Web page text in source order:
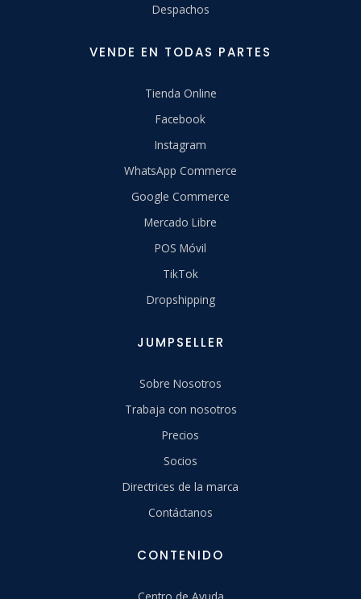
Despachos
VENDE EN TODAS PARTES
Tienda Online
Facebook
Instagram
WhatsApp Commerce
Google Commerce
Mercado Libre
POS Móvil
TikTok
Dropshipping
JUMPSELLER
Sobre Nosotros
Trabaja con nosotros
Precios
Socios
Directrices de la marca
Contáctanos
CONTENIDO
Centro de Ayuda